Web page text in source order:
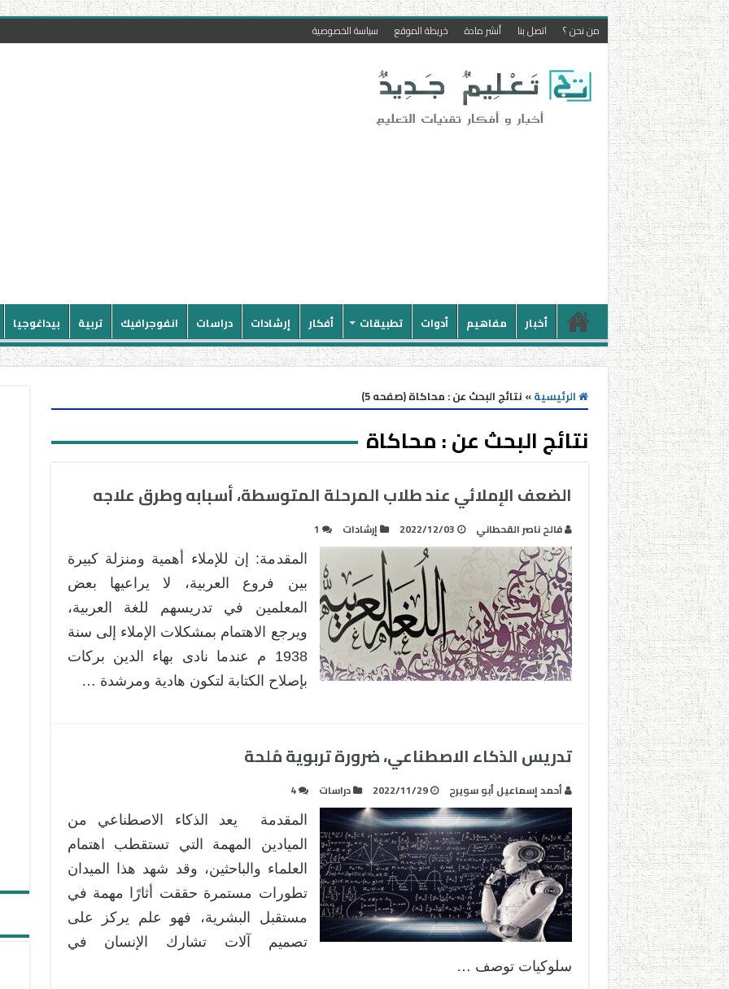
من نحن ؟ اتصل بنا أنشر مادة خريطة الموقع سياسة الخصوصية
أخبار مفاهيم أدوات تطبيقات أفكار إرشادات دراسات انفوجرافيك تربية بيداغوجيا
الرئيسية» نتائج البحث عن : محاكاة (صفحه 5)
نتائج البحث عن :محاكاة
الضعف الإملائي عند طلاب المرحلة المتوسطة، أسبابه وطرق علاجه
فالح ناصر القحطاني 2022/12/03 إرشادات 1
المقدمة: إن للإملاء أهمية ومنزلة كبيرة
بين فروع العربية، لا يراعيها بعض
المعلمين في تدريسهم للغة العربية،
ويرجع الاهتمام بمشكلات الإملاء إلى سنة
1938 م عندما نادى بهاء الدين بركات
بإصلاح الكتابة لتكون هادية ومرشدة …
تدريس الذكاء الاصطناعي، ضرورة تربوية مُلحة
أحمد إسماعيل أبو سويرح 2022/11/29 دراسات 4
المقدمة يعد الذكاء الاصطناعي من
الميادين المهمة التي تستقطب اهتمام
العلماء والباحثين، وقد شهد هذا الميدان
تطورات مستمرة حققت أثارًا مهمة في
مستقبل البشرية، فهو علم يركز على
تصميم آلات تشارك الإنسان في
سلوكيات توصف …